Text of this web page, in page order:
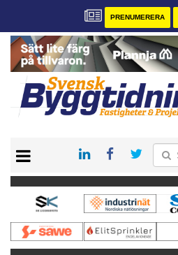
PRENUMERERA
PRENUMERERA
VÅRA ANDRA MAGASIN
ANNONSERA
KONTAKT